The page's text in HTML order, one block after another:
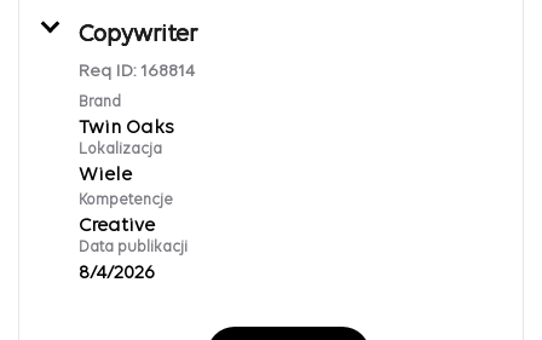
Copywriter
Req ID: 168814
Brand
Twin Oaks
Lokalizacja
Wiele
Kompetencje
Creative
Data publikacji
8/4/2026